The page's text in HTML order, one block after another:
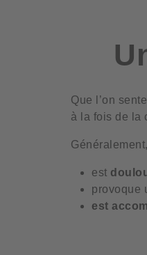
Que l’on
à la fois de la
est
provoque
est